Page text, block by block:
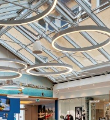
Anzeigen und
über
.
Sie können
auswählen.
Zurück